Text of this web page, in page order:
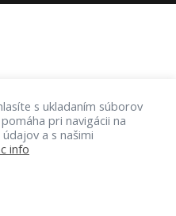
s ukladaním súborov
pri navigácii na
a s našimi
info